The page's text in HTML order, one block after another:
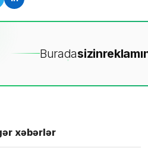
Buradasizin
xəbərlər